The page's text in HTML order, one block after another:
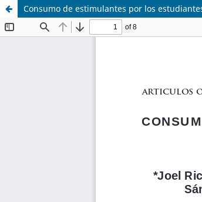
Consumo de estimulantes por los